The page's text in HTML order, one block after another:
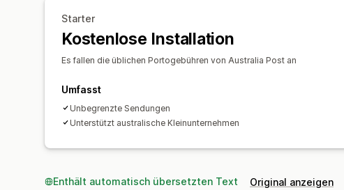
Starter
Kostenlose Installation
Es fallen die üblichen Portogebühren von Australia Post an
Umfasst
Unbegrenzte Sendungen
Unterstützt australische Kleinunternehmen
Enthält automatisch übersetzten Text Original anzeigen